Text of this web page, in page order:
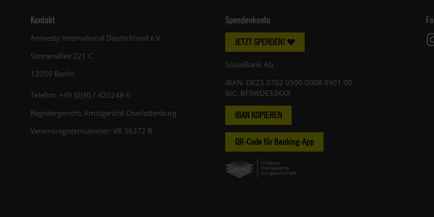
Kontakt
Amnesty International Deutschland e.V.
Sonnenallee 221 C
12059 Berlin
Telefon: +49 (0)30 / 420248-0
Registergericht: Amtsgericht Charlottenburg
Vereinsregisternummer: VR 36372 B
Spendenkonto
JETZT SPENDEN!
SozialBank AG
IBAN: DE23 3702 0500 0008 0901 00
BIC: BFSWDE33XXX
IBAN KOPIEREN
QR-Code für Banking-App